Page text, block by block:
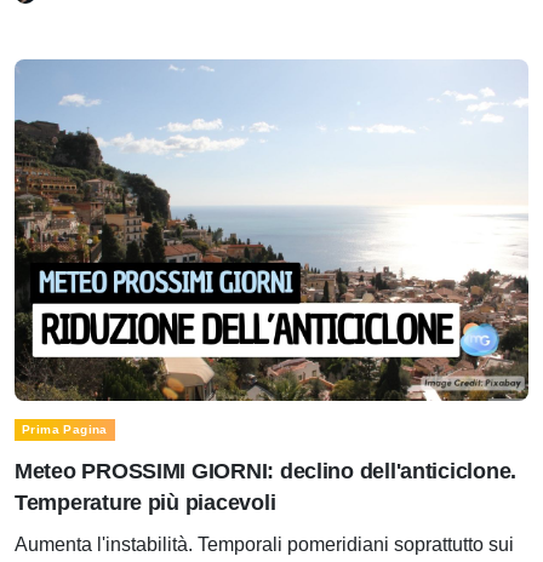
Prima Pagina
Meteo PROSSIMI GIORNI: declino dell'anticiclone.
Temperature più piacevoli
Aumenta l'instabilità. Temporali pomeridiani soprattutto sui